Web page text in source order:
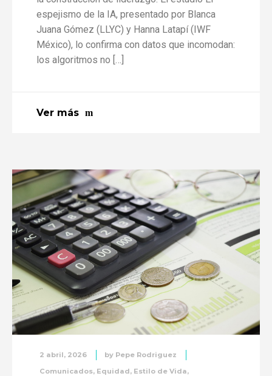
espejismo de la IA, presentado por Blanca
Juana Gómez (LLYC) y Hanna Latapí (IWF
México), lo confirma con datos que incomodan:
los algoritmos no […]
Ver más
2 abril, 2026 by Pepe Rodriguez
Comunicados, Equidad, Estilo de Vida,